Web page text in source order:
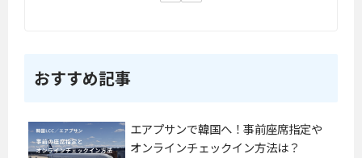
おすすめ記事
エアプサンで韓国へ！事前座席指定や
オンラインチェックイン方法は？